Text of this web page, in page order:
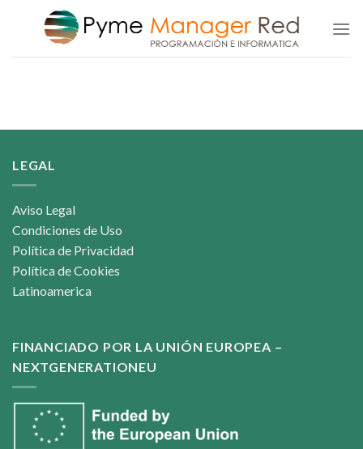
LEGAL
Aviso Legal
Condiciones de Uso
Política de Privacidad
Política de Cookies
Latinoamerica
FINANCIADO POR LA UNIÓN EUROPEA –
NEXTGENERATIONEU